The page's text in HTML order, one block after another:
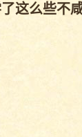
这么些不